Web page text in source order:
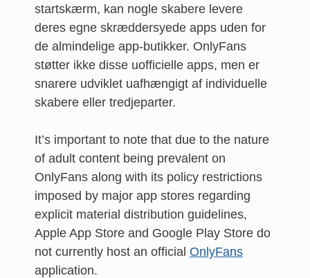
startskærm, kan nogle skabere levere
deres egne skræddersyede apps uden for
de almindelige app-butikker. OnlyFans
støtter ikke disse uofficielle apps, men er
snarere udviklet uafhængigt af individuelle
skabere eller tredjeparter.
It’s important to note that due to the nature
of adult content being prevalent on
OnlyFans along with its policy restrictions
imposed by major app stores regarding
explicit material distribution guidelines,
Apple App Store and Google Play Store do
not currently host an official OnlyFans
application.